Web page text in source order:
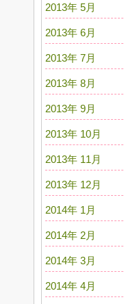
2013年 5月
2013年 6月
2013年 7月
2013年 8月
2013年 9月
2013年 10月
2013年 11月
2013年 12月
2014年 1月
2014年 2月
2014年 3月
2014年 4月